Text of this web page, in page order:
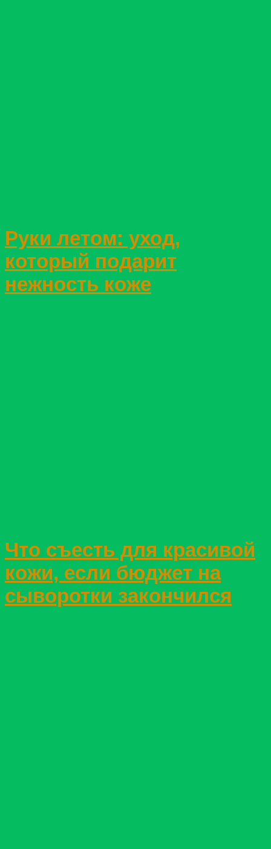
Руки летом: уход,
который подарит
нежность коже
Что съесть для красивой
кожи, если бюджет на
сыворотки закончился